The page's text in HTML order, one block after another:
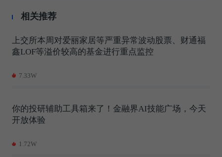
相关推荐
上交所本周对爱丽家居等严重异常波动股票、财通福
鑫LOF等溢价较高的基金进行重点监控
7.33W
你的投研辅助工具箱来了！金融界AI技能广场，今天
开放体验
1.72W